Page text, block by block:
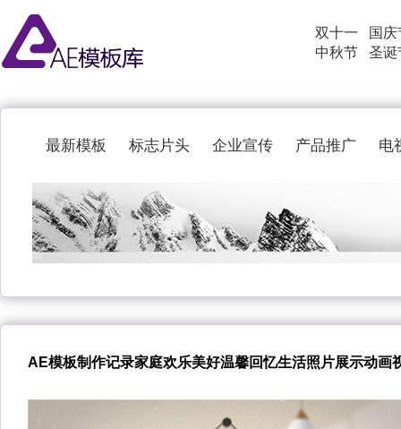
双十一
中秋节
国庆
圣诞
最新模板 标志片头 企业宣传 产品推广 电
AE模板制作记录家庭欢乐美好温馨回忆生活照片展示动画